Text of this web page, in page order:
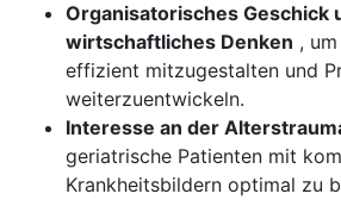
Organisatorisches Geschick
wirtschaftliches Denken ,
effizient mitzugestalten und
weiterzuentwickeln.
Interesse an der
geriatrische Patienten mit
Krankheitsbildern optimal zu